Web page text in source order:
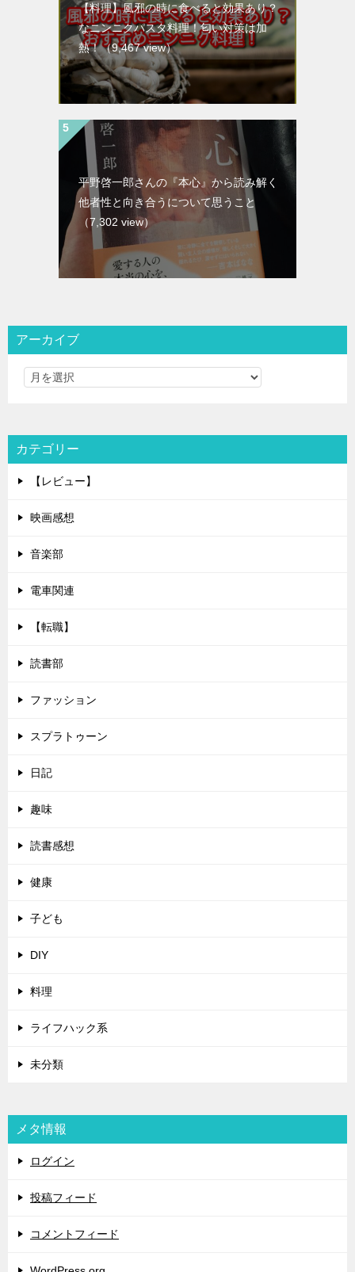
【料理】風邪の時に食べると効果あり？
なニンニクパスタ料理！匂い対策は加
熱！（9,467 view）
平野啓一郎さんの『本心』から読み解く
他者性と向き合うについて思うこと
（7,302 view）
アーカイブ
カテゴリー
【レビュー】
映画感想
音楽部
電車関連
【転職】
読書部
ファッション
スプラトゥーン
日記
趣味
読書感想
健康
子ども
DIY
料理
ライフハック系
未分類
メタ情報
ログイン
投稿フィード
コメントフィード